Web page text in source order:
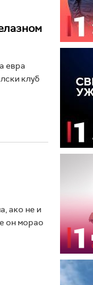
евра
клуб
ако не и
он морао